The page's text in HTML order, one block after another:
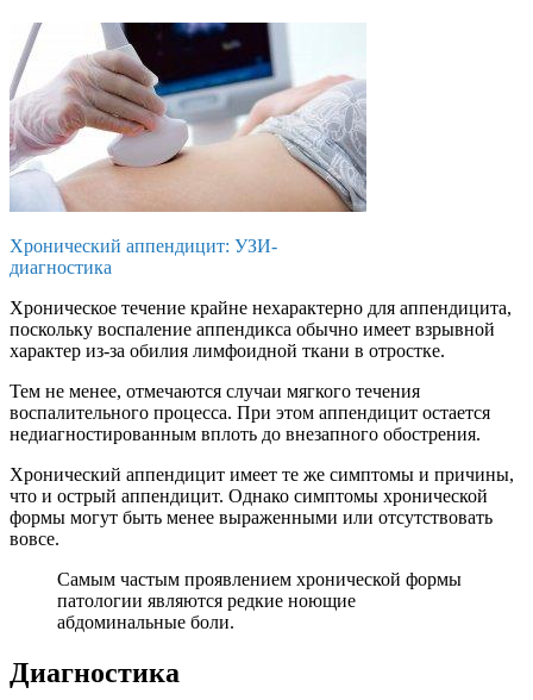
Хронический аппендицит: УЗИ-
диагностика
Хроническое течение крайне нехарактерно для аппендицита,
поскольку воспаление аппендикса обычно имеет взрывной
характер из-за обилия лимфоидной ткани в отростке.
Тем не менее, отмечаются случаи мягкого течения
воспалительного процесса. При этом аппендицит остается
недиагностированным вплоть до внезапного обострения.
Хронический аппендицит имеет те же симптомы и причины,
что и острый аппендицит. Однако симптомы хронической
формы могут быть менее выраженными или отсутствовать
вовсе.
Самым частым проявлением хронической формы
патологии являются редкие ноющие
абдоминальные боли.
Диагностика